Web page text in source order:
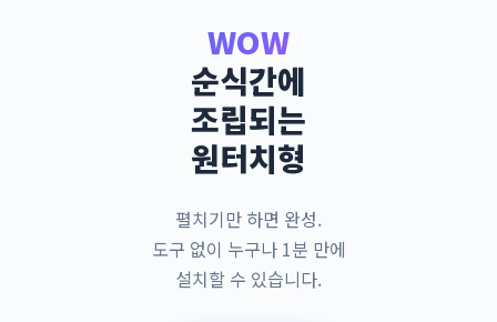
WOW
순식간에
조립되는
원터치형
펼치기만 하면 완성.
도구 없이 누구나 1분 만에
설치할 수 있습니다.